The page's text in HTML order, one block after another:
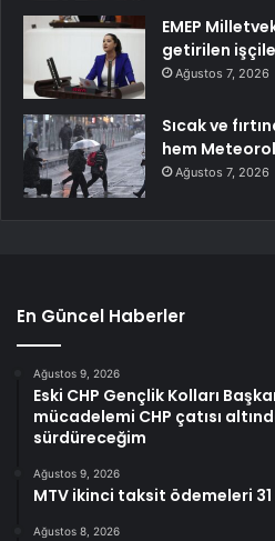
EMEP
getirilen
Ağustos 7, 2026
Sıcak ve
hem
Ağustos 7, 2026
En Güncel Haberler
Ağustos 9, 2026
Eski CHP Gençlik Kolları
mücadelemi CHP çatısı
sürdüreceğim
Ağustos 9, 2026
MTV ikinci taksit ödemeleri
Ağustos 8, 2026